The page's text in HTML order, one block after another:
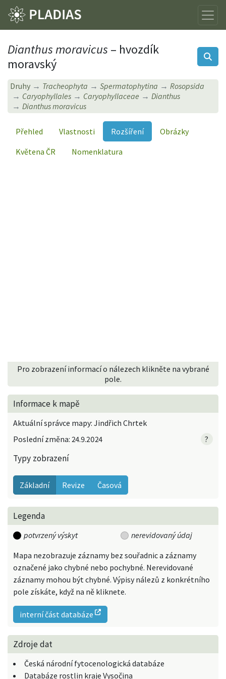
Dianthus moravicus – hvozdík
moravský
Druhy Tracheophyta Spermatophytina
Rosopsida
Caryophyllales
Caryophyllaceae
Dianthus
Dianthus moravicus
Přehled Vlastnosti Rozšíření
Obrázky
Květena ČR
Nomenklatura
Pro zobrazení informací o nálezech klikněte na vybrané
pole.
Informace k mapě
Aktuální správce mapy: Jindřich Chrtek
Poslední změna: 24.9.2024
?
Typy zobrazení
Základní Revize Časová
Legenda
potvrzený výskyt
nerevidovaný údaj
Mapa nezobrazuje záznamy bez souřadnic a záznamy
označené jako chybné nebo pochybné. Nerevidované
záznamy mohou být chybné. Výpisy nálezů z konkrétního
pole získáte, když na ně kliknete.
interní část databáze
Zdroje dat
Česká národní fytocenologická databáze
Databáze rostlin kraje Vysočina